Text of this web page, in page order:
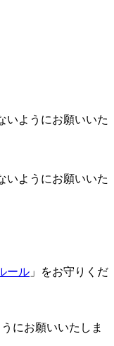
いようにお願いいた
いようにお願いいた
ール 」をお守りくだ
にお願いいたしま